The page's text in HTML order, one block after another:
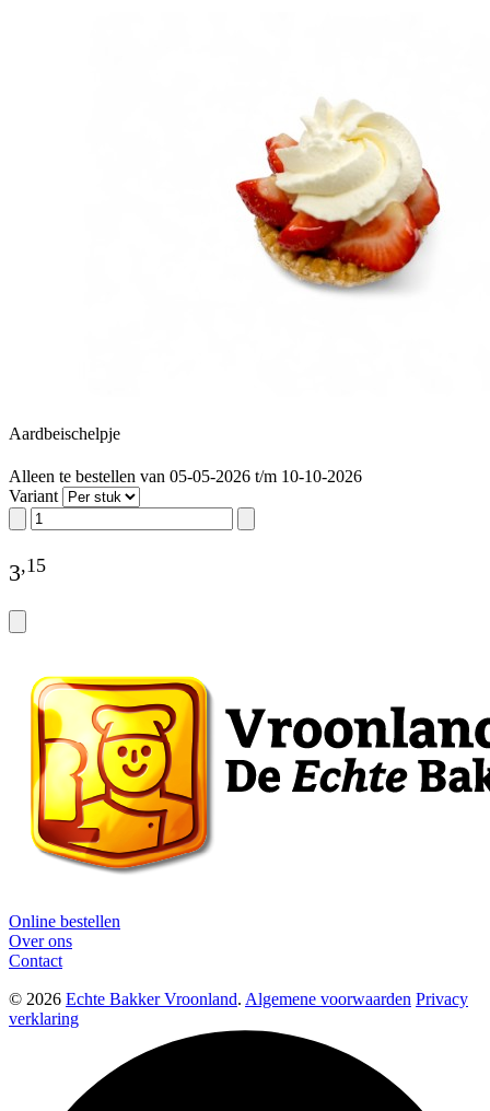
Aardbeischelpje
Alleen te bestellen van 05-05-2026 t/m 10-10-2026
Variant
3,15
Online bestellen
Over ons
Contact
© 2026 Echte Bakker Vroonland. Algemene voorwaarden Privacy
verklaring